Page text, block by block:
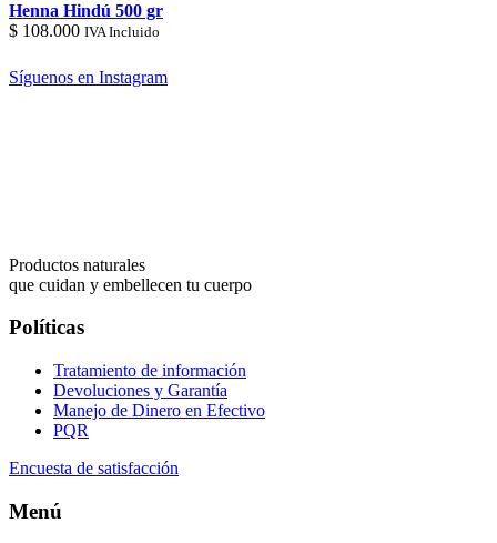
Henna Hindú 500 gr
$ 108.000 IVA Incluido
Síguenos en Instagram
Productos naturales
que cuidan y embellecen tu cuerpo
Políticas
Tratamiento de información
Devoluciones y Garantía
Manejo de Dinero en Efectivo
PQR
Encuesta de satisfacción
Menú